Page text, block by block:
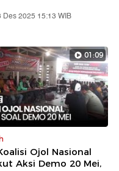
Des 2025 15:13 WIB
01:09
Ojol Nasional
Aksi Demo 20 Mei,